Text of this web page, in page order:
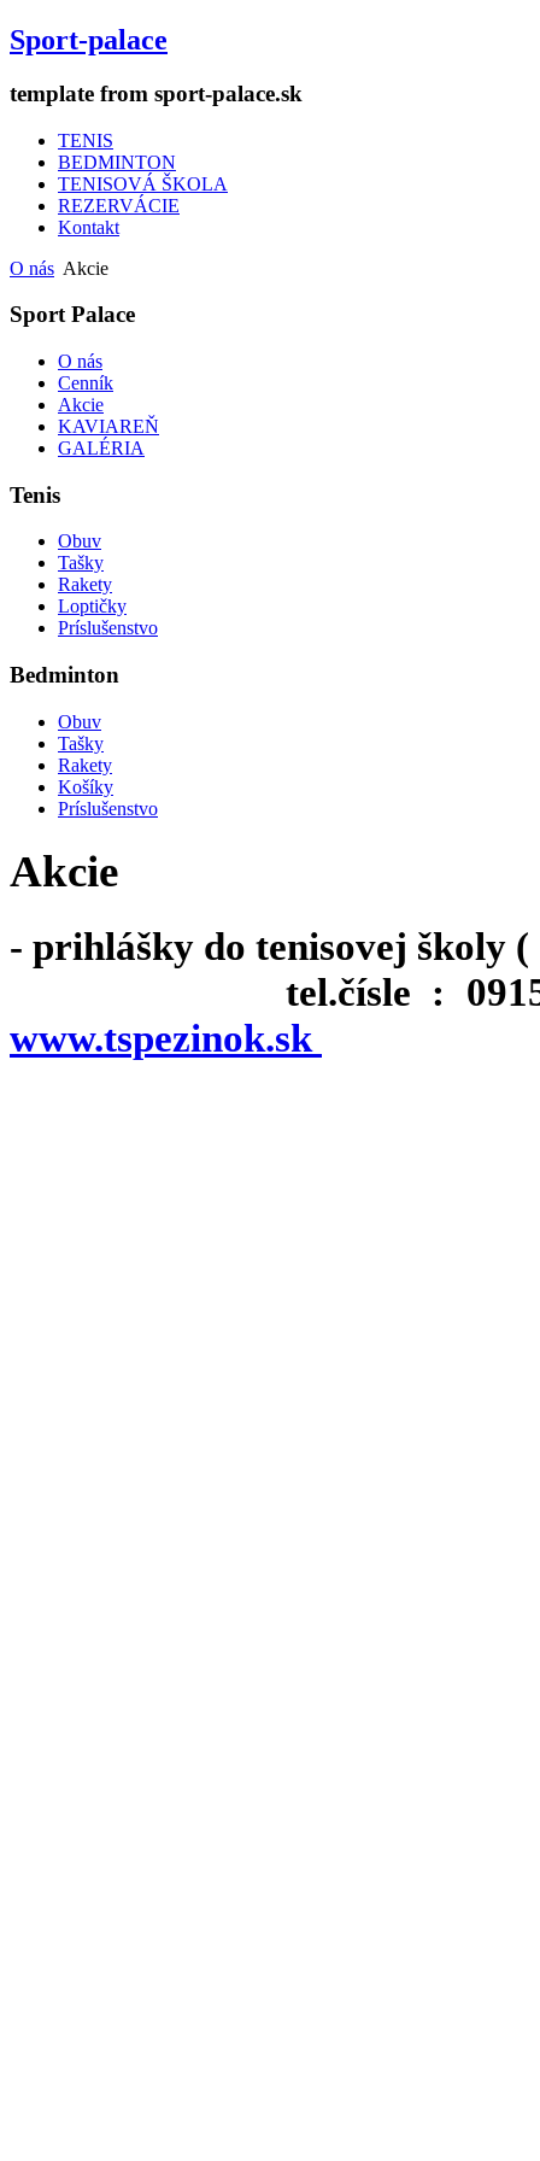
Sport-palace
template from sport-palace.sk
TENIS
BEDMINTON
TENISOVÁ ŠKOLA
REZERVÁCIE
Kontakt
O nás Akcie
Sport Palace
O nás
Cenník
Akcie
KAVIAREŇ
GALÉRIA
Tenis
Obuv
Tašky
Rakety
Loptičky
Príslušenstvo
Bedminton
Obuv
Tašky
Rakety
Košíky
Príslušenstvo
Akcie
- prihlášky do tenisovej školy
tel.čísle : 0915
www.tspezinok.sk